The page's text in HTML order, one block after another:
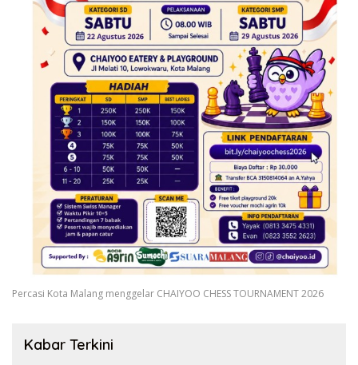
Percasi Kota Malang menggelar CHAIYOO CHESS TOURNAMENT 2026
Kabar Terkini